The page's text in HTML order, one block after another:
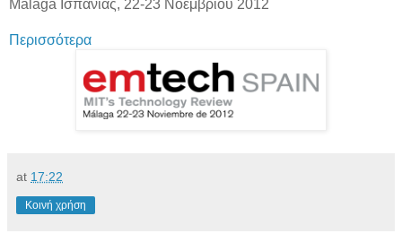
Málaga Ισπανίας, 22-23 Νοεμβρίου 2012
Περισσότερα
at 17:22
Κοινή χρήση